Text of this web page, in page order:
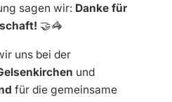
sagen wir: Danke für
🤝🦓
uns bei der
und
für die gemeinsame